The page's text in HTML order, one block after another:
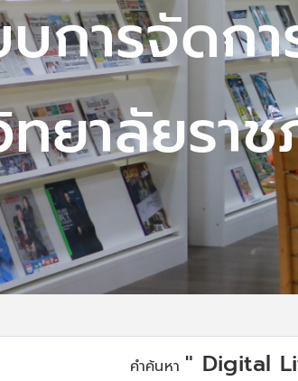
งค์ความรู้
นครสวรร
คำค้นหา " Digital